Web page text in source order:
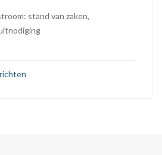
stand van zaken,